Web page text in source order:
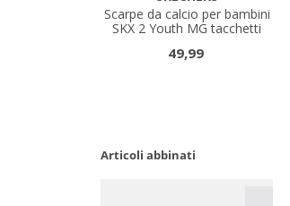
Articoli abbinati